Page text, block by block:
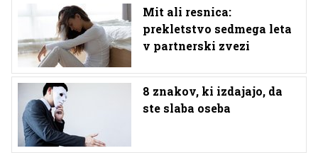
Mit ali resnica:
prekletstvo sedmega leta
v partnerski zvezi
8 znakov, ki izdajajo, da
ste slaba oseba